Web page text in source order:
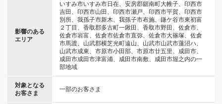
影響のある
エリア
いすみ市いすみ市日在、安房郡鋸南町大帷子、印西市
吉田、印西市山田、印西市瀬戸、印西市平賀、印西市
別所、我孫子市新木、我孫子市布施、鎌ケ谷市東初富
２丁目、香取郡多古町一鍬田、香取市野田、佐倉市、
佐倉市岩富、佐倉市佐倉市直弥、佐倉市大篠塚、佐倉
市馬渡、山武郡横芝光町遠山、山武市山武市蓮沼ハ、
山武市成東、市原市小田部、市原市廿五里、成田市、
成田市成田市津富浦、成田市南敷、成田市堀之内の一
部地域
対象となる
お客さま
一部のお客さま